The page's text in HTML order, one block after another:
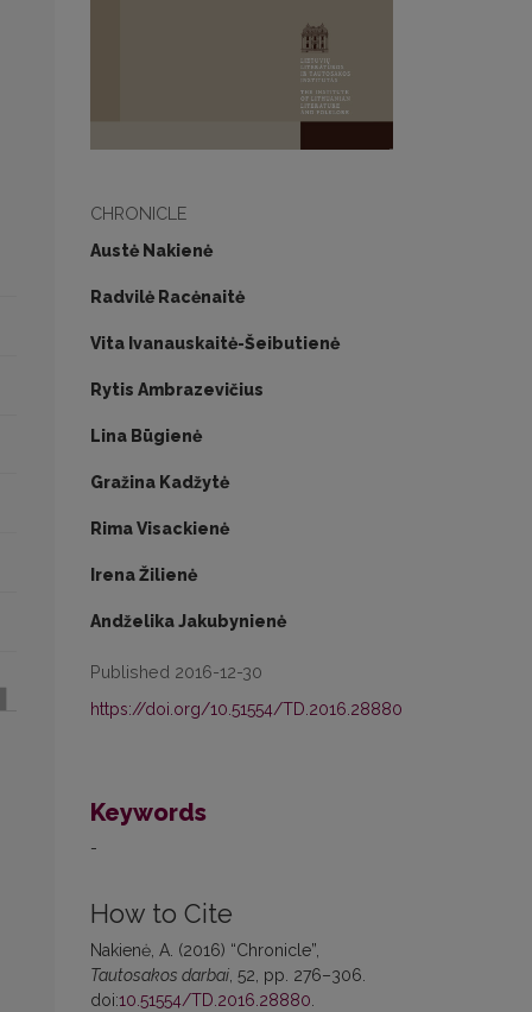
CHRONICLE
Austė Nakienė
Radvilė Racėnaitė
Vita Ivanauskaitė-Šeibutienė
Rytis Ambrazevičius
Lina Būgienė
Gražina Kadžytė
Rima Visackienė
Irena Žilienė
Andželika Jakubynienė
Published 2016-12-30
https://doi.org/10.51554/TD.2016.28880
Keywords
-
How to Cite
Nakienė, A. (2016) “Chronicle”,
Tautosakos darbai, 52, pp. 276–306.
doi:10.51554/TD.2016.28880.